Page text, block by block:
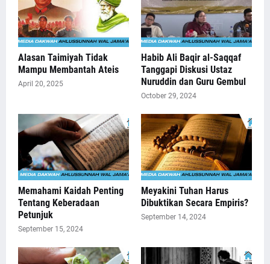
Alasan Taimiyah Tidak
Mampu Membantah Ateis
April 20, 2025
Habib Ali Baqir al-Saqqaf
Tanggapi Diskusi Ustaz
Nuruddin dan Guru Gembul
October 29, 2024
Memahami Kaidah Penting
Tentang Keberadaan
Petunjuk
September 15, 2024
Meyakini Tuhan Harus
Dibuktikan Secara Empiris?
September 14, 2024